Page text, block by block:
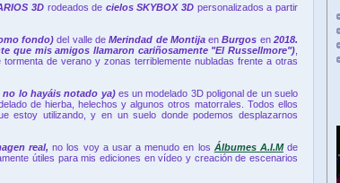
3D rodeados de cielos SKYBOX 3D personalizados a partir
fondo)del valle deMerindad de MontijaenBurgos en2018.
que mis amigos llamaron cariñosamente "El Russellmore")
de verano y zonas terriblemente nubladas frente a otras
no lo hayáis notado ya)es un modelado 3D poligonal de un suelo
de hierba, helechos y algunos otros matorrales. Todos ellos
estoy utilizando, y en un suelo donde podemos desplazarnos
real, no los voy a usar a menudo en los Álbumes A.I.M de
útiles para mis ediciones en vídeo y creación de escenarios